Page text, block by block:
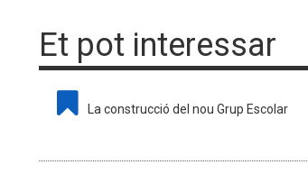
Et pot interessar
La construcció del nou Grup Escolar